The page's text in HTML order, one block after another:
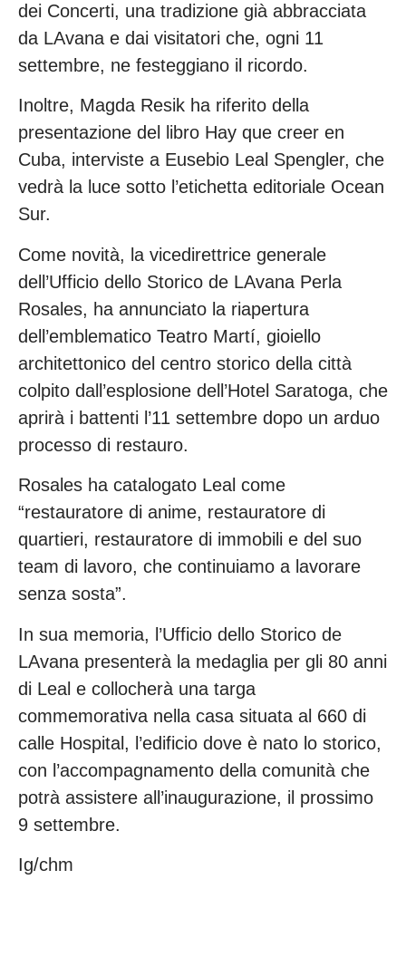
dei Concerti, una tradizione già abbracciata
da LAvana e dai visitatori che, ogni 11
settembre, ne festeggiano il ricordo.
Inoltre, Magda Resik ha riferito della
presentazione del libro Hay que creer en
Cuba, interviste a Eusebio Leal Spengler, che
vedrà la luce sotto l’etichetta editoriale Ocean
Sur.
Come novità, la vicedirettrice generale
dell’Ufficio dello Storico de LAvana Perla
Rosales, ha annunciato la riapertura
dell’emblematico Teatro Martí, gioiello
architettonico del centro storico della città
colpito dall’esplosione dell’Hotel Saratoga, che
aprirà i battenti l’11 settembre dopo un arduo
processo di restauro.
Rosales ha catalogato Leal come
“restauratore di anime, restauratore di
quartieri, restauratore di immobili e del suo
team di lavoro, che continuiamo a lavorare
senza sosta”.
In sua memoria, l’Ufficio dello Storico de
LAvana presenterà la medaglia per gli 80 anni
di Leal e collocherà una targa
commemorativa nella casa situata al 660 di
calle Hospital, l’edificio dove è nato lo storico,
con l’accompagnamento della comunità che
potrà assistere all’inaugurazione, il prossimo
9 settembre.
Ig/chm